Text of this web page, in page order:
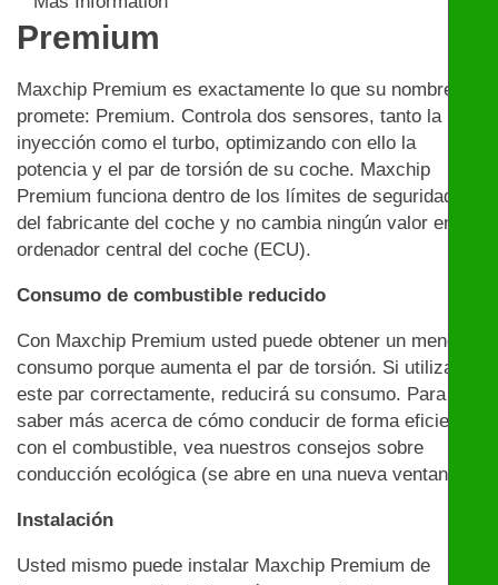
Premium
Maxchip Premium es exactamente lo que su nombre
promete: Premium. Controla dos sensores, tanto la
inyección como el turbo, optimizando con ello la
potencia y el par de torsión de su coche. Maxchip
Premium funciona dentro de los límites de seguridad
del fabricante del coche y no cambia ningún valor en el
ordenador central del coche (ECU).
Consumo de combustible reducido
Con Maxchip Premium usted puede obtener un menor
consumo porque aumenta el par de torsión. Si utiliza
este par correctamente, reducirá su consumo. Para
saber más acerca de cómo conducir de forma eficiente
con el combustible, vea nuestros consejos sobre
conducción ecológica (se abre en una nueva ventana)
Instalación
Usted mismo puede instalar Maxchip Premium de